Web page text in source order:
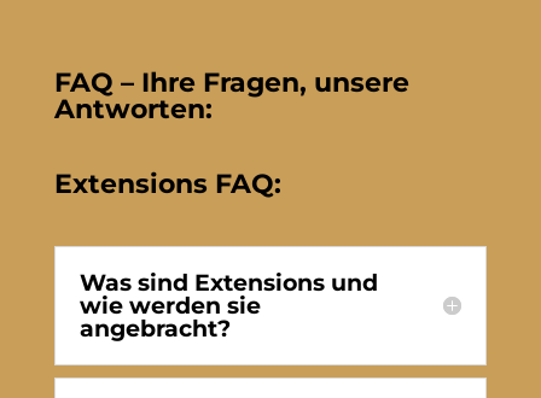
FAQ – Ihre Fragen, unsere
Antworten:
Extensions FAQ:
Was sind Extensions und
wie werden sie
angebracht?